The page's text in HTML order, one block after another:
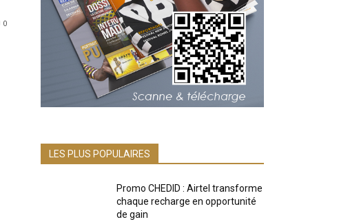
0
LES PLUS POPULAIRES
Promo CHEDID : Airtel transforme
chaque recharge en opportunité
de gain